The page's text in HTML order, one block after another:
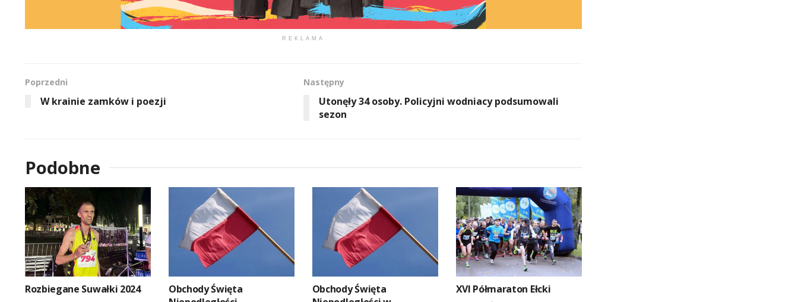
REKLAMA
Poprzedni
W krainie zamków i poezji
Następny
Utonęły 34 osoby. Policyjni wodniacy podsumowali
sezon
Podobne
Rozbiegane Suwałki 2024
Obchody Święta
Obchody Święta
XVI Półmaraton Ełcki